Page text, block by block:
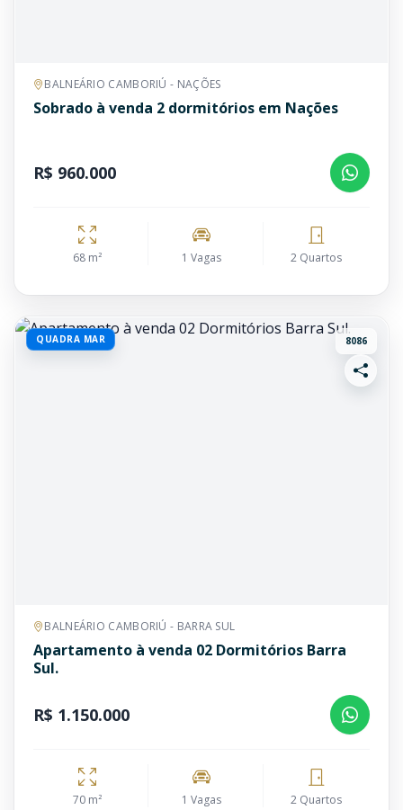
BALNEÁRIO CAMBORIÚ - NAÇÕES
Sobrado à venda 2 dormitórios em Nações
R$ 960.000
68 m² 1 Vagas 2 Quartos
QUADRA MAR 8086
BALNEÁRIO CAMBORIÚ - BARRA SUL
Apartamento à venda 02 Dormitórios Barra
Sul.
R$ 1.150.000
70 m² 1 Vagas 2 Quartos